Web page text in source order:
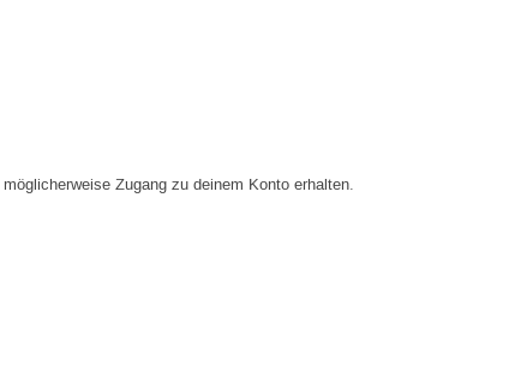
Zugang zu deinem Konto erhalten.